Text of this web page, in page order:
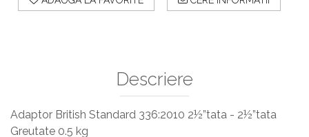
Accesorii stingatoare, paturi si accesorii
Descriere
Adaptor British Standard 336:2010 2½”tata - 2½”tata
Greutate 0.5 kg